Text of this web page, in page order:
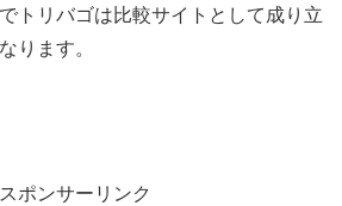
トリバゴは比較サイトとして成り立
ります。
スポンサーリンク